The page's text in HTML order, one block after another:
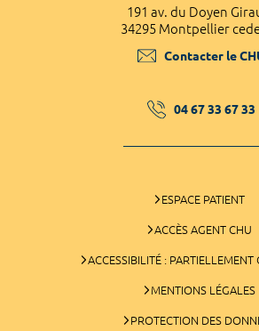
191 av. du Doyen
34295 Montpellier
Contacter le
04 67 33 67 33
ESPACE PATIENT
ACCÈS AGENT CHU
ACCESSIBILITÉ :
MENTIONS LÉGALES
PROTECTION DES